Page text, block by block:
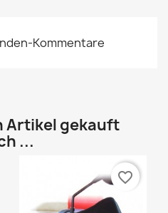
Kommentare
Artikel gekauft
...
favorite_border